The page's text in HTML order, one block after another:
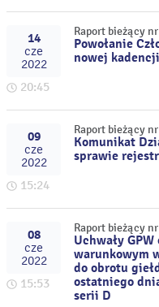
14
cze
2022
20:45
Raport bieżący
Powołanie
nowej kadencji
09
cze
2022
15:24
Raport bieżący
Komunikat
sprawie
08
cze
2022
15:53
Raport bieżący
Uchwały
warunkowym
do obrotu
ostatniego
serii D